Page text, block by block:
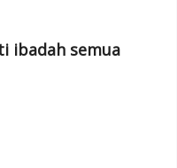
ibadah semua